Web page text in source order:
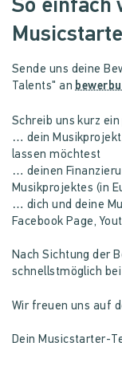
So einfach
Sende uns deine
Talents" an
Schreib uns kurz
… dein
lassen möchtest
… deinen
Musikprojektes (in
… dich und deine
Facebook Page,
Nach Sichtung der
schnellstmöglich
Wir freuen uns auf
Dein Musicstarter-